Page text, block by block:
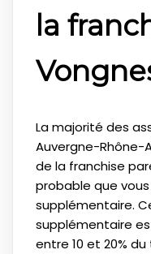
la
La majorité des
Auvergne-Rhône-
de la franchise
probable que
supplémentaire.
supplémentaire
entre 10 et 20%